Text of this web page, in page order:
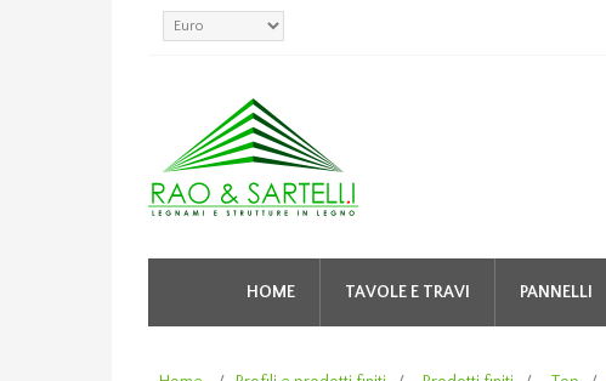
HOME TAVOLE E TRAVI PANNELLI